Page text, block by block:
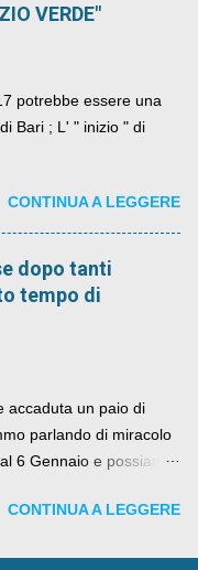
VERDE"
potrebbe essere una
Bari ; L' " inizio " di
CONTINUA A LEGGERE
dopo tanti
tempo di
accaduta un paio di
parlando di miracolo
6 Gennaio e possiamo
epilogo della vicenda.
CONTINUA A LEGGERE